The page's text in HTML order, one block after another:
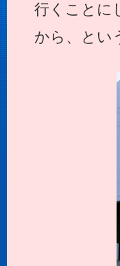
行くことに
から、とい